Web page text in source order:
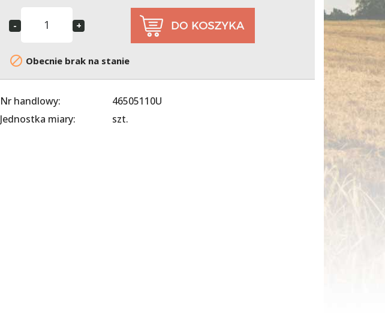
 Obecnie brak na stanie
Nr handlowy:
46505110U
Jednostka miary:
szt.